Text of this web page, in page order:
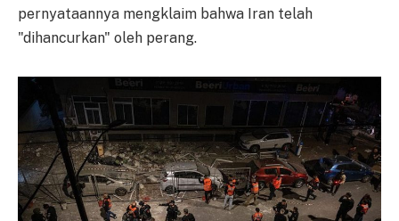
pernyataannya mengklaim bahwa Iran telah
"dihancurkan" oleh perang.